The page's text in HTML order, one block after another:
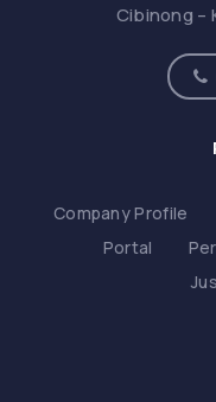
Cibinong –
Company Profile
Portal